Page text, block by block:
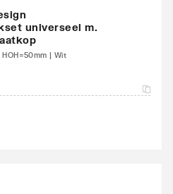
662
universeel m.
| Wit